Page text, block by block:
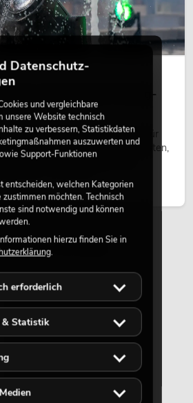
Wetterfeste Moving-
sind bewegliche Scheinwerfer für
werden bei Festivals, Stadtfesten,
und
eingesetzt.
Artikel
Datenschutz-
und vergleichbare
unsere Website technisch
zu verbessern, Statistikdaten
auszuwerten und
Support-Funktionen
entscheiden, welchen Kategorien
zustimmen möchten. Technisch
sind notwendig und können
hierzu finden Sie in
.
erforderlich
& Statistik